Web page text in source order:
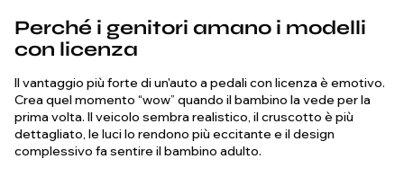
Perché i genitori amano i modelli
con licenza
Il vantaggio più forte di un'auto a pedali con licenza è emotivo.
Crea quel momento “wow” quando il bambino la vede per la
prima volta. Il veicolo sembra realistico, il cruscotto è più
dettagliato, le luci lo rendono più eccitante e il design
complessivo fa sentire il bambino adulto.